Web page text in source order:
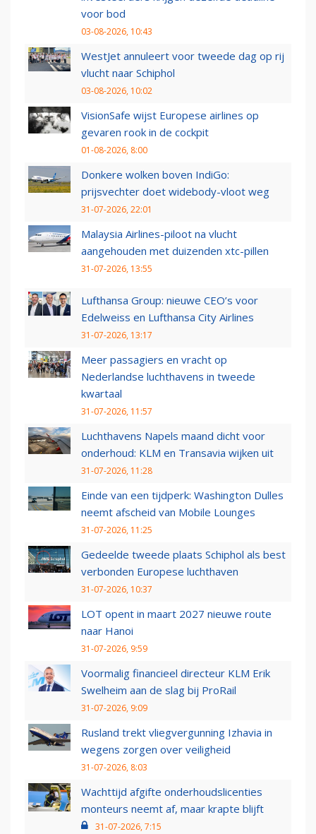
voor bod
03-08-2026, 10:43
WestJet annuleert voor tweede dag op rij
vlucht naar Schiphol
03-08-2026, 10:02
VisionSafe wijst Europese airlines op
gevaren rook in de cockpit
01-08-2026, 8:00
Donkere wolken boven IndiGo:
prijsvechter doet widebody-vloot weg
31-07-2026, 22:01
Malaysia Airlines-piloot na vlucht
aangehouden met duizenden xtc-pillen
31-07-2026, 13:55
Lufthansa Group: nieuwe CEO’s voor
Edelweiss en Lufthansa City Airlines
31-07-2026, 13:17
Meer passagiers en vracht op
Nederlandse luchthavens in tweede
kwartaal
31-07-2026, 11:57
Luchthavens Napels maand dicht voor
onderhoud: KLM en Transavia wijken uit
31-07-2026, 11:28
Einde van een tijdperk: Washington Dulles
neemt afscheid van Mobile Lounges
31-07-2026, 11:25
Gedeelde tweede plaats Schiphol als best
verbonden Europese luchthaven
31-07-2026, 10:37
LOT opent in maart 2027 nieuwe route
naar Hanoi
31-07-2026, 9:59
Voormalig financieel directeur KLM Erik
Swelheim aan de slag bij ProRail
31-07-2026, 9:09
Rusland trekt vliegvergunning Izhavia in
wegens zorgen over veiligheid
31-07-2026, 8:03
Wachttijd afgifte onderhoudslicenties
monteurs neemt af, maar krapte blijft
31-07-2026, 7:15